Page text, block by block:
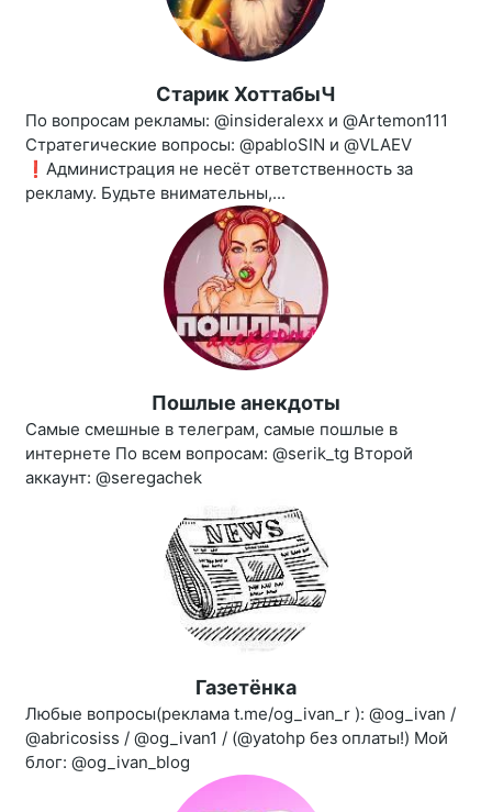
Старик ХоттабыЧ
По вопросам рекламы: @insideralexx и @Artemon111
Стратегические вопросы: @pabloSIN и @VLAEV
❗️Администрация не несёт ответственность за
рекламу. Будьте внимательны,...
Пошлые анекдоты
Самые смешные в телеграм, самые пошлые в
интернете По всем вопросам: @serik_tg Второй
аккаунт: @seregachek
Газетёнка
Любые вопросы(реклама t.me/og_ivan_r ): @og_ivan /
@abricosiss / @og_ivan1 / (@yatohp без оплаты!) Мой
блог: @og_ivan_blog